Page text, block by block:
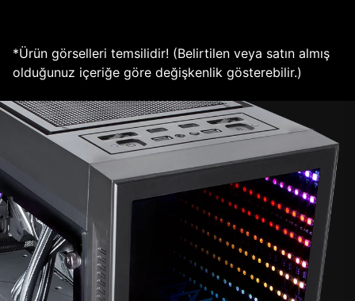
*Ürün görselleri temsilidir! (Belirtilen veya satın almış
olduğunuz içeriğe göre değişkenlik gösterebilir.)